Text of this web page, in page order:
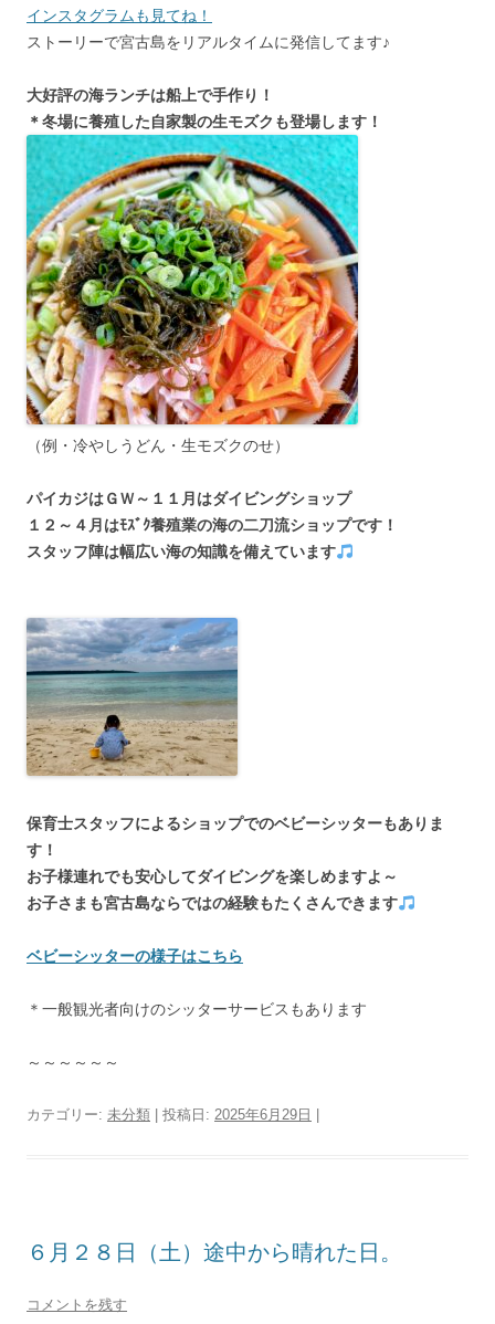
インスタグラムも見てね！
ストーリーで宮古島をリアルタイムに発信してます♪
大好評の海ランチは船上で手作り！
＊冬場に養殖した自家製の生モズクも登場します！
（例・冷やしうどん・生モズクのせ）
パイカジはＧＷ～１１月はダイビングショップ
１２～４月はﾓｽﾞｸ養殖業の海の二刀流ショップです！
スタッフ陣は幅広い海の知識を備えています
保育士スタッフによるショップでのベビーシッターもありま
す！
お子様連れでも安心してダイビングを楽しめますよ～
お子さまも宮古島ならではの経験もたくさんできます
ベビーシッターの様子はこちら
＊一般観光者向けのシッターサービスもあります
～～～～～～
カテゴリー: 未分類 | 投稿日: 2025年6月29日
６月２８日（土）途中から晴れた日。
コメントを残す